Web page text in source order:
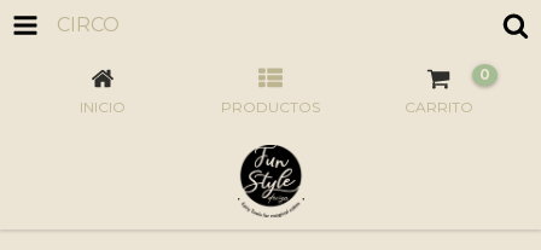
CIRCO
INICIO PRODUCTOS CARRITO
0